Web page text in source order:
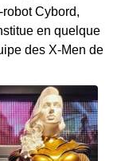
Cybord,
en quelque
des X-Men de